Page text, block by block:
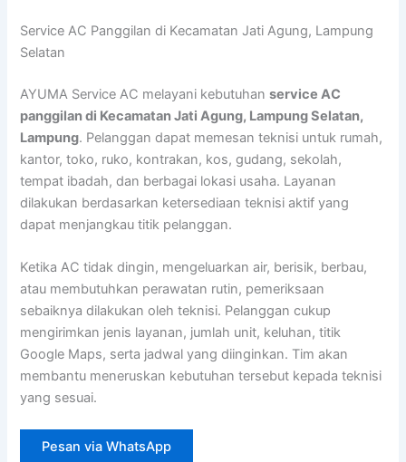
konten
Service AC Panggilan di Kecamatan Jati Agung, Lampung
Selatan
AYUMA Service AC melayani kebutuhanservice AC
panggilan di Kecamatan Jati Agung, Lampung Selatan,
Lampung. Pelanggan dapat memesan teknisi untuk rumah,
kantor, toko, ruko, kontrakan, kos, gudang, sekolah,
tempat ibadah, dan berbagai lokasi usaha. Layanan
dilakukan berdasarkan ketersediaan teknisi aktif yang
dapat menjangkau titik pelanggan.
Ketika AC tidak dingin, mengeluarkan air, berisik, berbau,
atau membutuhkan perawatan rutin, pemeriksaan
sebaiknya dilakukan oleh teknisi. Pelanggan cukup
mengirimkan jenis layanan, jumlah unit, keluhan, titik
Google Maps, serta jadwal yang diinginkan. Tim akan
membantu meneruskan kebutuhan tersebut kepada teknisi
yang sesuai.
Pesan via WhatsApp